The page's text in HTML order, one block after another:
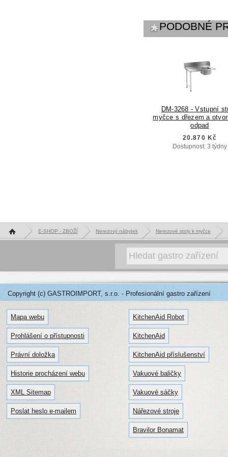
PODOBNÉ
DM-3268 - Vstupní
myčce s dřezem a
odpad
20.870 Kč
Dostupnost: 3 týdny
Hlavní stránka E-SHOP - ZBOŽÍ Nerezový nábytek Nerezové stoly k myčce
Copyright (c) GASTROIMPORT, s.r.o. - Profesionální gastro zařízení
Mapa webu
Prohlášení o přístupnosti
Právní doložka
Historie procházení webu
XML Sitemap
Poslat heslo e-mailem
KitchenAid Robot
KitchenAid
KitchenAid příslušenství
Vakuové baličky
Vakuové sáčky
Nářezové stroje
Bravilor Bonamat